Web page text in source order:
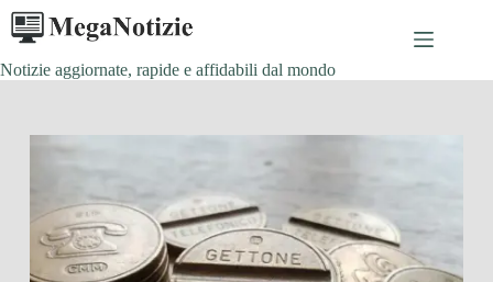
Salta
contenuto
Notizie aggiornate, rapide e affidabili dal mondo